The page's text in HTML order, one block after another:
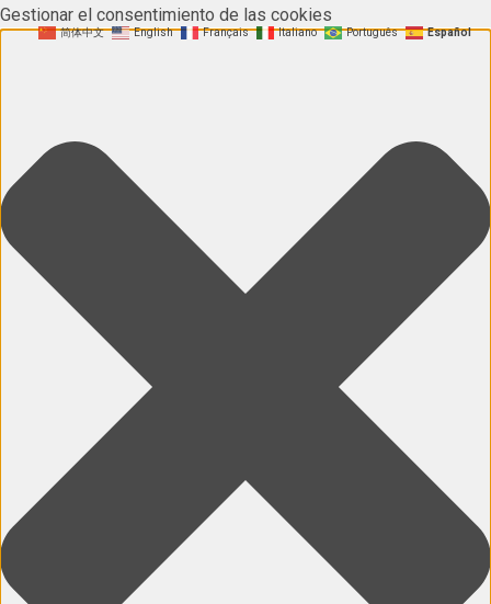
Gestionar el consentimiento de las cookies
简体中文 English Français Italiano Português Español